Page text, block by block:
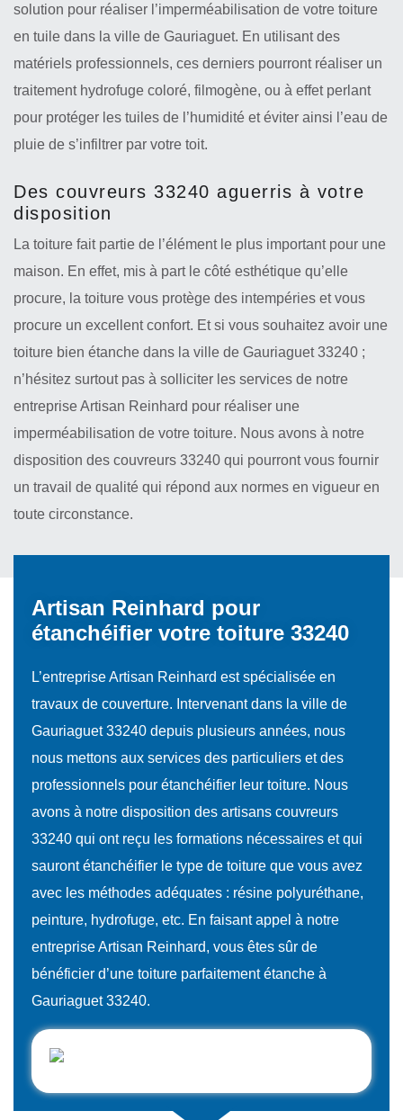
solution pour réaliser l’imperméabilisation de votre toiture
en tuile dans la ville de Gauriaguet. En utilisant des
matériels professionnels, ces derniers pourront réaliser un
traitement hydrofuge coloré, filmogène, ou à effet perlant
pour protéger les tuiles de l’humidité et éviter ainsi l’eau de
pluie de s’infiltrer par votre toit.
Des couvreurs 33240 aguerris à votre
disposition
La toiture fait partie de l’élément le plus important pour une
maison. En effet, mis à part le côté esthétique qu’elle
procure, la toiture vous protège des intempéries et vous
procure un excellent confort. Et si vous souhaitez avoir une
toiture bien étanche dans la ville de Gauriaguet 33240 ;
n’hésitez surtout pas à solliciter les services de notre
entreprise Artisan Reinhard pour réaliser une
imperméabilisation de votre toiture. Nous avons à notre
disposition des couvreurs 33240 qui pourront vous fournir
un travail de qualité qui répond aux normes en vigueur en
toute circonstance.
Artisan Reinhard pour
étanchéifier votre toiture 33240
L’entreprise Artisan Reinhard est spécialisée en
travaux de couverture. Intervenant dans la ville de
Gauriaguet 33240 depuis plusieurs années, nous
nous mettons aux services des particuliers et des
professionnels pour étanchéifier leur toiture. Nous
avons à notre disposition des artisans couvreurs
33240 qui ont reçu les formations nécessaires et qui
sauront étanchéifier le type de toiture que vous avez
avec les méthodes adéquates : résine polyuréthane,
peinture, hydrofuge, etc. En faisant appel à notre
entreprise Artisan Reinhard, vous êtes sûr de
bénéficier d’une toiture parfaitement étanche à
Gauriaguet 33240.